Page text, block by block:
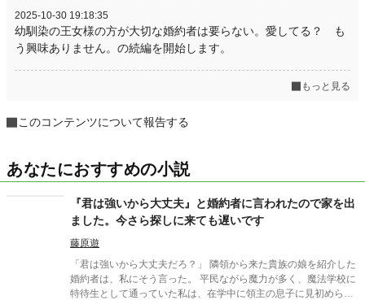
2025-10-30 19:18:35
幼馴染の王女様の方が大切な婚約者は要らない。愛してる？ も
う興味ありません。の続編を開始します。
もっと見る
このコンテンツについて報告する
あなたにおすすめの小説
『君は強いから大丈夫』と婚約者に言われたので家を出
ました。今さら探しに来ても遅いです
藤原遊
「君は強いから大丈夫だろ？」 隣領から来た貴族の娘を紹介した
婚約者は、私にそう言った。 平民ながら魔力が多く、魔法学校に
特待生として通っていた私は、在学中に領主の息子に見初められ